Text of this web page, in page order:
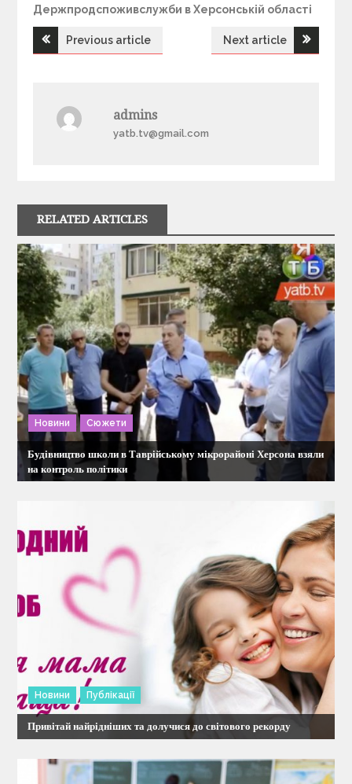
Держпродспоживслужби в Херсонській області
Н
г
а
ц
і
я
з
а
п
с
в
Previous article Next article
admins
yatb.tv@gmail.com
RELATED ARTICLES
Новини Сюжети
Будівництво школи в Таврійському мікрорайоні Херсона взяли
на контроль політики
Новини Публікації
Привітай найрідніших та долучися до світового рекорду